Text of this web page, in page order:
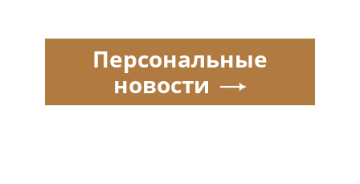
Персональные
новости